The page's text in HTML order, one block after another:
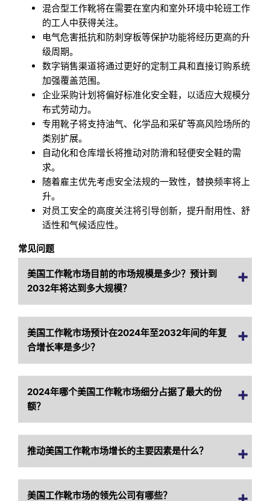
混合型工作靴将在需要在室内和室外环境中轮班工作
的工人中获得关注。
电气危害抵抗和防刺穿板等保护功能将经历更高的升
级周期。
数字销售渠道将通过更好的定制工具和直接订购系统
加强覆盖范围。
企业采购计划将偏好标准化安全鞋，以适应大规模分
布式劳动力。
专用靴子将支持油气、化学品和采矿等高风险场所的
类别扩展。
自动化和仓库增长将推动对防滑和轻便安全鞋的需
求。
随着雇主优先考虑安全法规的一致性，替换频率将上
升。
对员工安全的高度关注将引导创新，提升耐用性、舒
适性和气候适应性。
常见问题
美国工作靴市场目前的市场规模是多少？预计到
2032年将达到多大规模？
美国工作靴市场预计在2024年至2032年间的年复
合增长率是多少？
2024年哪个美国工作靴市场细分占据了最大的份
额？
推动美国工作靴市场增长的主要因素是什么？
美国工作靴市场的领先公司有哪些？